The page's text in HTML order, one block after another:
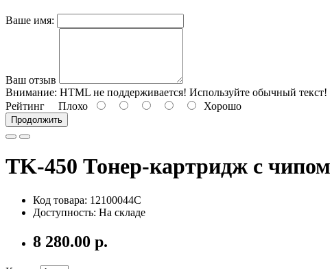
Ваше имя:
Ваш отзыв
Внимание: HTML не поддерживается! Используйте обычный текст!
Рейтинг Плохо Хорошо
Продолжить
TK-450 Тонер-картридж с
Код товара: 12100044C
Доступность: На складе
8 280.00 р.